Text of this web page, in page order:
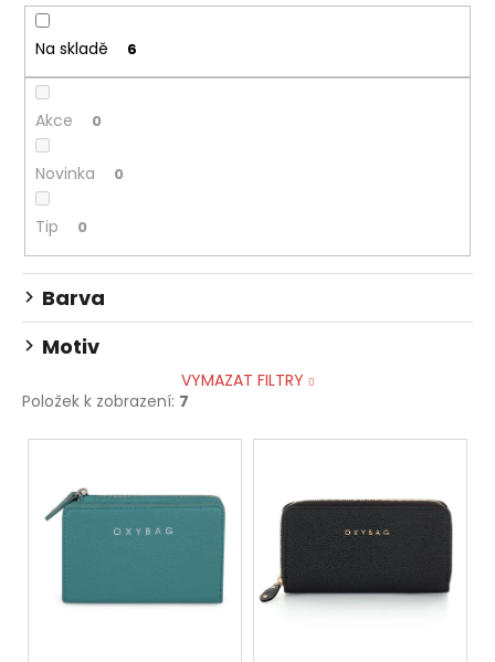
d
u
k
ů
Na skladě 6
Akce 0
Novinka 0
Tip 0
Barva
Motiv
VYMAZAT FILTRY
Položek k zobrazení: 7
V
GALAXY
299
Kč